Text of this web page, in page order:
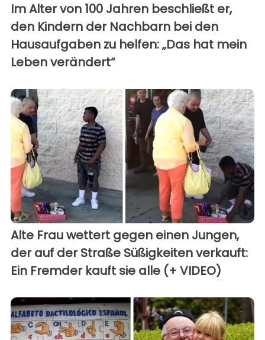
Im Alter von 100 Jahren beschließt er,
den Kindern der Nachbarn bei den
Hausaufgaben zu helfen: „Das hat mein
Leben verändert“
Alte Frau wettert gegen einen Jungen,
der auf der Straße Süßigkeiten verkauft:
Ein Fremder kauft sie alle (+ VIDEO)